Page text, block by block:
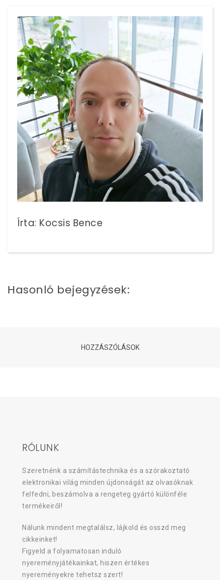
Írta: Kocsis Bence
Hasonló bejegyzések:
HOZZÁSZÓLÁSOK
RÓLUNK
Szeretnénk a számítástechnika és a szórakoztató
elektronikai világ minden újdonságát az olvasóknak
felfedni, beszámolva a rengeteg gyártó különféle
termékeiről!
Nálunk mindent megtalálsz, lájkold és osszd meg
cikkeinket!
Figyeld a folyamatosan induló
nyereményjátékainkat, hiszen értékes
nyereményekre tehetsz szert!